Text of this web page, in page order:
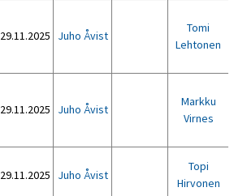
29.11.2025 Juho Åvist
Tomi
Lehtonen
29.11.2025 Juho Åvist
Markku
Virnes
29.11.2025 Juho Åvist
Topi
Hirvonen